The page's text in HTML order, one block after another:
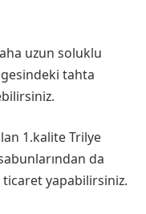
uzun soluklu
tahta
1.kalite Trilye
da
ticaret yapabilirsiniz.